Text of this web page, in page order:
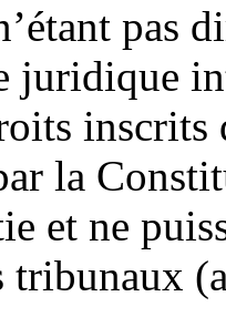
pas
juridique
inscrits
la
et ne
tribunaux